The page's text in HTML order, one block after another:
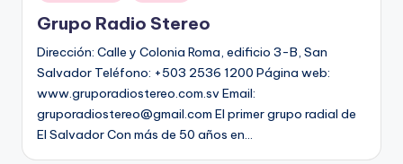
Grupo Radio Stereo
Dirección: Calle y Colonia Roma, edificio 3-B, San
Salvador Teléfono: +503 2536 1200 Página web:
www.gruporadiostereo.com.sv Email:
gruporadiostereo@gmail.com El primer grupo radial de
El Salvador Con más de 50 años en…